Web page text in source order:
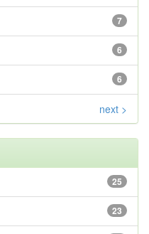
7
6
6
next >
25
23